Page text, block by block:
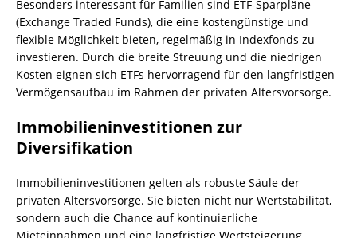
Besonders interessant für Familien sind ETF-Sparpläne
(Exchange Traded Funds), die eine kostengünstige und
flexible Möglichkeit bieten, regelmäßig in Indexfonds zu
investieren. Durch die breite Streuung und die niedrigen
Kosten eignen sich ETFs hervorragend für den langfristigen
Vermögensaufbau im Rahmen der privaten Altersvorsorge.
Immobilieninvestitionen zur
Diversifikation
Immobilieninvestitionen gelten als robuste Säule der
privaten Altersvorsorge. Sie bieten nicht nur Wertstabilität,
sondern auch die Chance auf kontinuierliche